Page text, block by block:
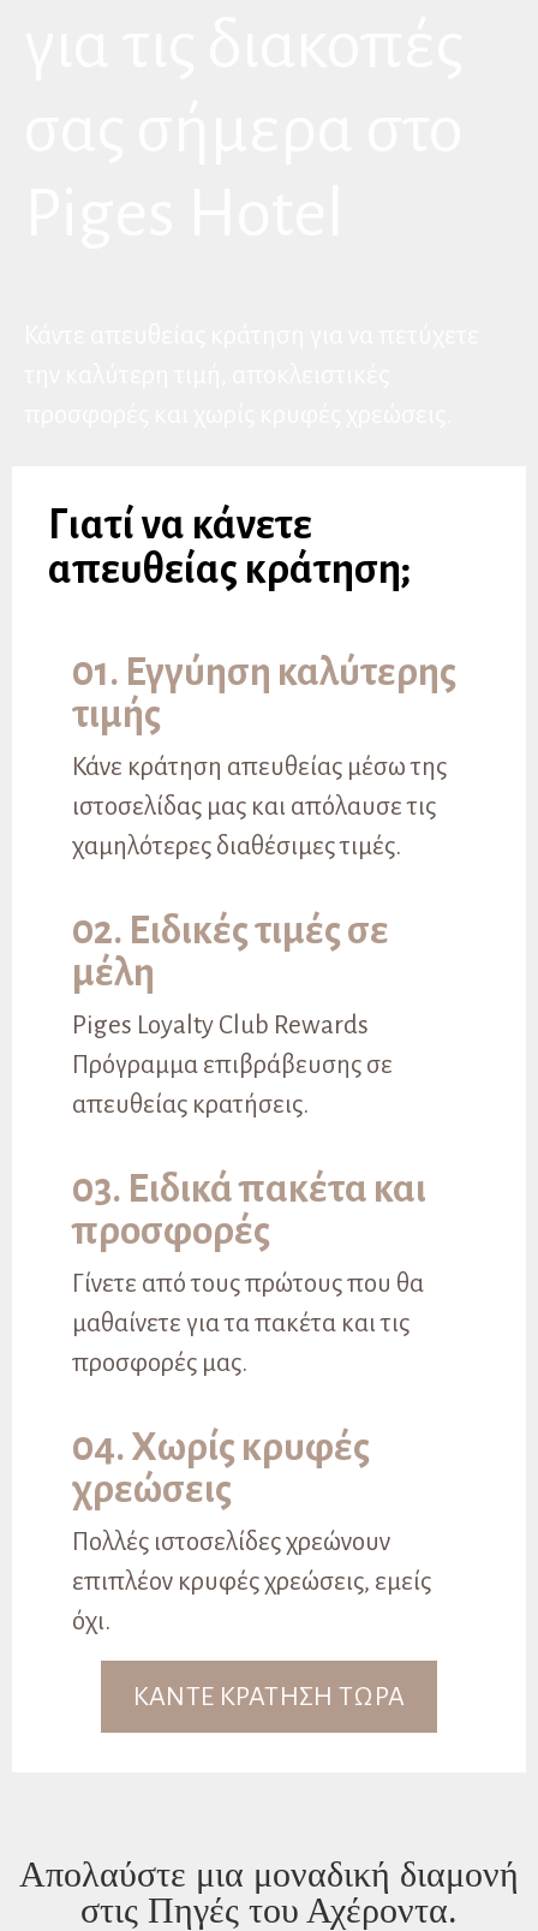
Γιατί να κάνετε
απευθείας κράτηση;
01. Εγγύηση καλύτερης
τιμής
Κάνε κράτηση απευθείας μέσω της
ιστοσελίδας μας και απόλαυσε τις
χαμηλότερες διαθέσιμες τιμές.
02. Ειδικές τιμές σε
μέλη
Piges Loyalty Club Rewards
Πρόγραμμα επιβράβευσης σε
απευθείας κρατήσεις.
03. Ειδικά πακέτα και
προσφορές
Γίνετε από τους πρώτους που θα
μαθαίνετε για τα πακέτα και τις
προσφορές μας.
04. Χωρίς κρυφές
χρεώσεις
Πολλές ιστοσελίδες χρεώνουν
επιπλέον κρυφές χρεώσεις, εμείς
όχι.
ΚΑΝΤΕ ΚΡΑΤΗΣΗ ΤΩΡΑ
Απολαύστε μια μοναδική διαμονή
στις Πηγές του Αχέροντα.